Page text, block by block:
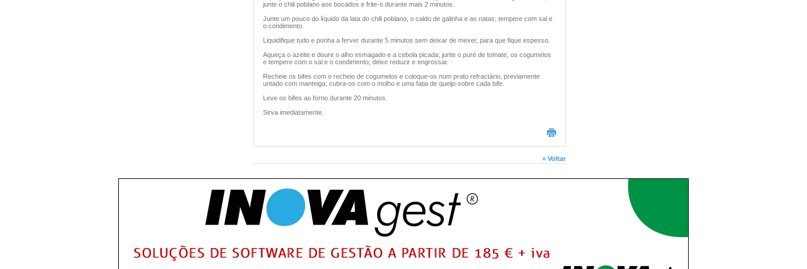
junte o chili poblano aos bocados e frite-o durante mais 2 minutos.
Junte um pouco do líquido da lata do chili poblano, o caldo de galinha e as natas; tempere com sal e
o condimento.
Liquidifique tudo e ponha a ferver durante 5 minutos sem deixar de mexer, para que fique espesso.
Aqueça o azeite e doure o alho esmagado e a cebola picada; junte o puré de tomate, os cogumelos
e tempere com o sal e o condimento; deixe reduzir e engrossar.
Recheie os bifes com o recheio de cogumelos e coloque-os num prato refractário, previamente
untado com manteiga; cubra-os com o molho e uma fatia de queijo sobre cada bife.
Leve os bifes ao forno durante 20 minutos.
Sirva imediatamente.
« Voltar